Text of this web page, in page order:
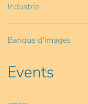
Industrie
Banque d'images
Events